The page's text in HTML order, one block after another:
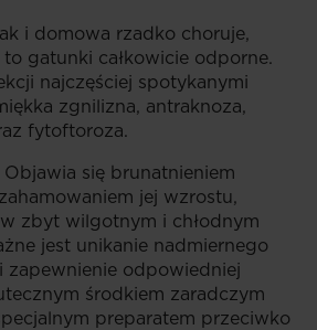
i domowa rzadko choruje,
gatunki całkowicie odporne.
najczęściej spotykanymi
zgnilizna, antraknoza,
fytoftoroza.
się brunatnieniem
jej wzrostu,
zbyt wilgotnym i chłodnym
jest unikanie nadmiernego
zapewnienie odpowiedniej
środkiem zaradczym
preparatem przeciwko